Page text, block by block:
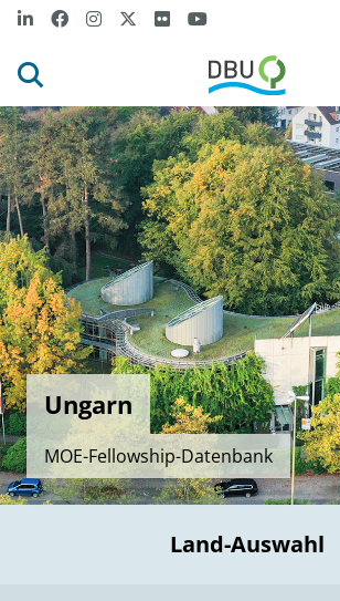
Ungarn
MOE-Fellowship-Datenbank
Land-Auswahl